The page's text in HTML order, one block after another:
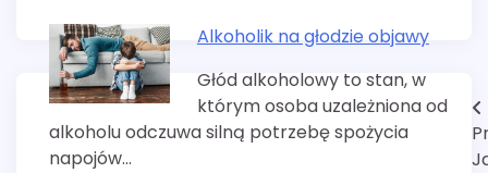
Alkoholik na głodzie objawy
Głód alkoholowy to stan, w
którym osoba uzależniona od
alkoholu odczuwa silną potrzebę spożycia
napojów…
Nawigacja
wpisu